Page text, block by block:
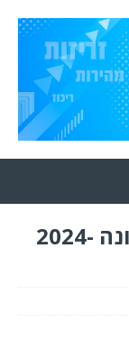
הנחיות למועדונים תחילת עונה 2024-